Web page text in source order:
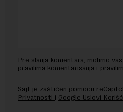
Pre slanja komentara, molimo
pravilima komentarisanja i
Sajt je zaštićen pomocu
Privatnosti i Google Uslovi